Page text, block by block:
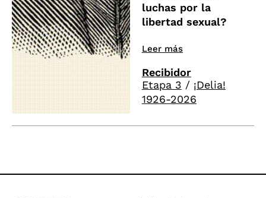
luchas por la
libertad sexual?
Leer más
Recibidor
Etapa 3 / ¡Delia!
1926-2026